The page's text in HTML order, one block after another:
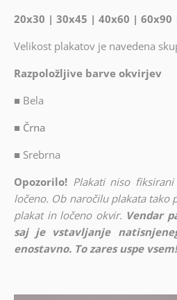
20x30 | 30x45 | 40x60 | 60x90
Velikost plakatov je navedena
Razpoložljive barve okvirjev
■ Bela
■ Črna
■ Srebrna
Opozorilo! Plakati niso
ločeno. Ob naročilu plakata tako
plakat in ločeno okvir. Vendar
saj je vstavljanje
enostavno. To zares uspe vsem!